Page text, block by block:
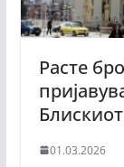
Расте
01.03.2026